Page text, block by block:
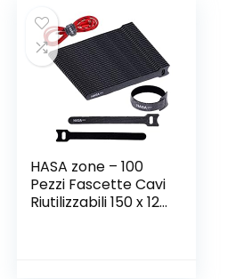
HASA zone – 100
Pezzi Fascette Cavi
Riutilizzabili 150 x 12